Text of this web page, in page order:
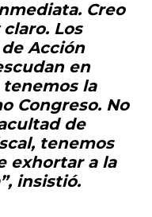
Creo
Los
Acción
en
la
Congreso. No
de
tenemos
exhortar a la
insistió.